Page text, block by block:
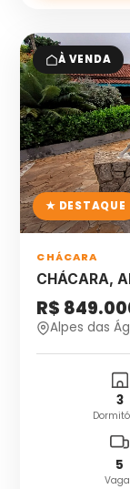
À VENDA
★ DESTAQUE
CHÁCARA
CHÁCARA,
R$
Alpes das
3
5